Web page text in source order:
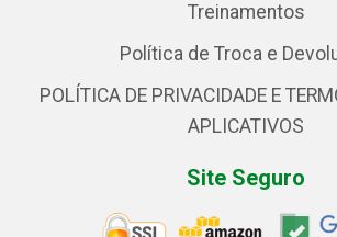
Treinamentos
Política de Troca e
POLÍTICA DE PRIVACIDADE E
APLICATIVOS
Site Seguro